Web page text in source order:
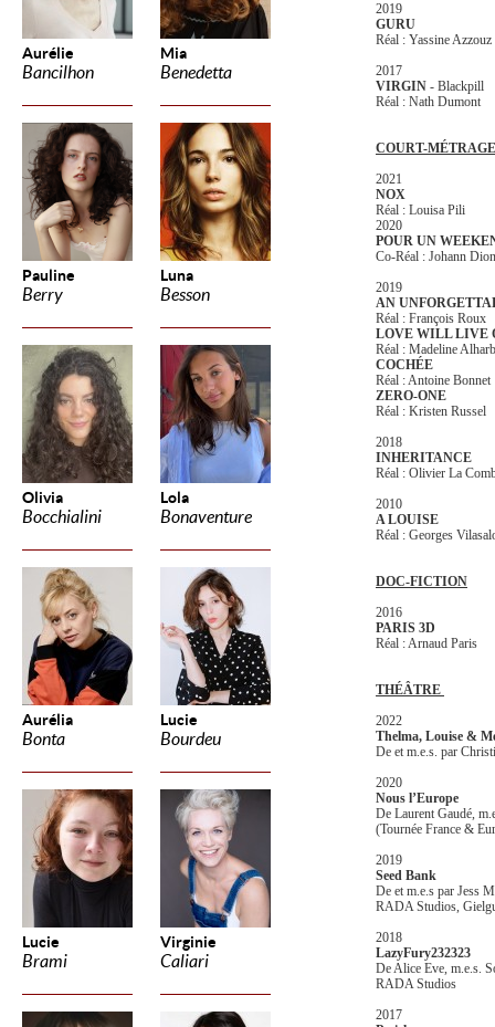
Aurélie
Bancilhon
Mia
Benedetta
Pauline
Berry
Luna
Besson
Olivia
Bocchialini
Lola
Bonaventure
Aurélia
Bonta
Lucie
Bourdeu
Lucie
Brami
Virginie
Caliari
2019
GURU
Réal : Yassine Azzouz
2017
VIRGIN - Blackpill
Réal : Nath Dumont
COURT-MÉTRAGE
2021
NOX
Réal : Louisa Pili
2020
POUR UN
Co-Réal : Johann
2019
AN
Réal : François Roux
LOVE WILL LIVE
Réal : Madeline
COCHÉE
Réal : Antoine Bonnet
ZERO-ONE
Réal : Kristen Russel
2018
INHERITANCE
Réal : Olivier La
2010
A LOUISE
Réal : Georges
DOC-FICTION
2016
PARIS 3D
Réal : Arnaud Paris
THÉÂTRE
2022
Thelma, Louise &
De et m.e.s. par
2020
Nous l’Europe
De Laurent Gaudé,
(Tournée France &
2019
Seed Bank
De et m.e.s par Jess
RADA Studios,
2018
LazyFury232323
De Alice Eve, m.e.s.
RADA Studios
2017